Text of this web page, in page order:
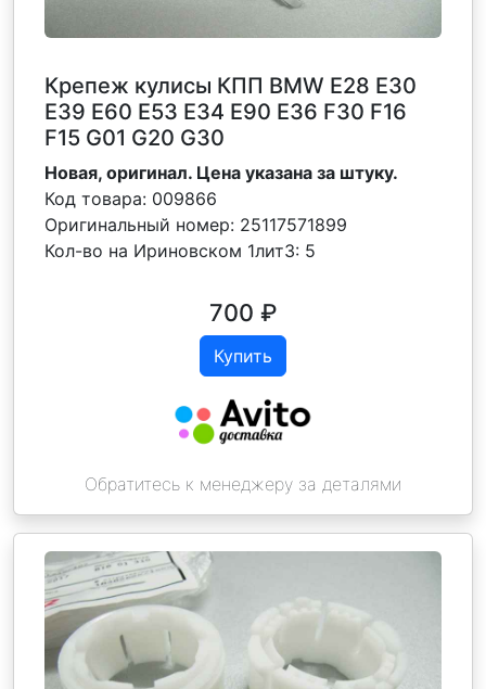
Крепеж кулисы КПП BMW E28 E30
Е39 Е60 Е53 Е34 Е90 Е36 F30 F16
F15 G01 G20 G30
Новая, оригинал. Цена указана за штуку.
Код товара: 009866
Оригинальный номер: 25117571899
Кол-во на Ириновском 1лит3: 5
700 ₽
Купить
Обратитесь к менеджеру за деталями